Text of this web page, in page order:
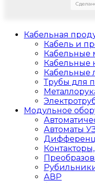
Кабельная
Кабель и
Кабельные
Кабельные
Кабельные
Трубы для
Модульное
Автоматы
АВР